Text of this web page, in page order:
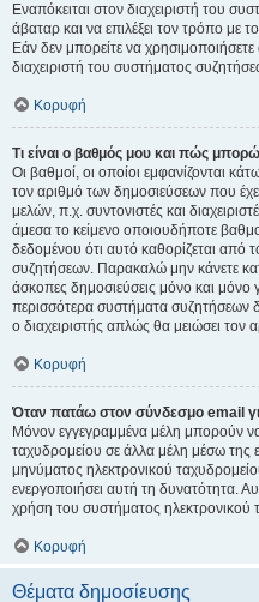
Εναπόκειται στον διαχειριστή του
άβαταρ και να επιλέξει τον τρόπο με
Εάν δεν μπορείτε να
διαχειριστή του συστήματος
Κορυφή
Τι είναι ο βαθμός μου και πώς
Οι βαθμοί, οι οποίοι εμφανίζονται
τον αριθμό των δημοσιεύσεων που
μελών, π.χ. συντονιστές και
άμεσα το κείμενο οποιουδήποτε
δεδομένου ότι αυτό καθορίζεται από
συζητήσεων. Παρακαλώ μην κάνετε
άσκοπες δημοσιεύσεις μόνο και μόνο
περισσότερα συστήματα συζητήσεων
ο διαχειριστής απλώς θα μειώσει
Κορυφή
Όταν πατάω στον σύνδεσμο email
Μόνον εγγεγραμμένα μέλη μπορούν
ταχυδρομείου σε άλλα μέλη μέσω
μηνύματος ηλεκτρονικού
ενεργοποιήσει αυτή τη δυνατότητα.
χρήση του συστήματος
Κορυφή
Θέματα δημοσίευσης